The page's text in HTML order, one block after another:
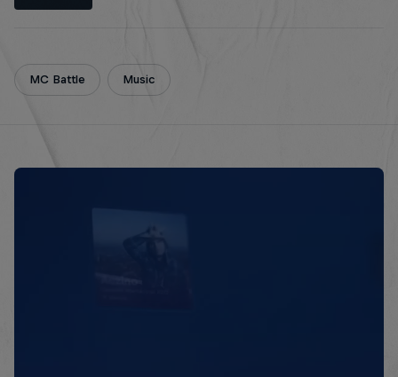
MC Battle Music